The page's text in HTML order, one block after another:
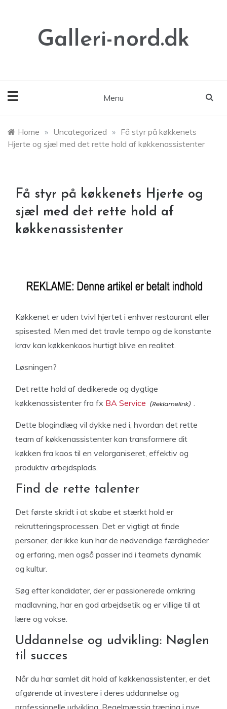
Galleri-nord.dk
Menu
Home » Uncategorized » Få styr på køkkenets
Hjerte og sjæl med det rette hold af køkkenassistenter
Få styr på køkkenets Hjerte og
sjæl med det rette hold af
køkkenassistenter
Køkkenet er uden tvivl hjertet i enhver restaurant eller
spisested. Men med det travle tempo og de konstante
krav kan køkkenkaos hurtigt blive en realitet.
Løsningen?
Det rette hold af dedikerede og dygtige
køkkenassistenter fra fx BA Service .
Dette blogindlæg vil dykke ned i, hvordan det rette
team af køkkenassistenter kan transformere dit
køkken fra kaos til en velorganiseret, effektiv og
produktiv arbejdsplads.
Find de rette talenter
Det første skridt i at skabe et stærkt hold er
rekrutteringsprocessen. Det er vigtigt at finde
personer, der ikke kun har de nødvendige færdigheder
og erfaring, men også passer ind i teamets dynamik
og kultur.
Søg efter kandidater, der er passionerede omkring
madlavning, har en god arbejdsetik og er villige til at
lære og vokse.
Uddannelse og udvikling: Nøglen
til succes
Når du har samlet dit hold af køkkenassistenter, er det
afgørende at investere i deres uddannelse og
professionelle udvikling. Regelmæssig træning i nye